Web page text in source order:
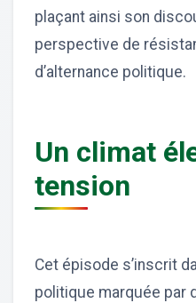
plaçant ainsi son
perspective de
d’alternance politique.
Un climat
tension
Cet épisode s’inscrit
politique marquée par